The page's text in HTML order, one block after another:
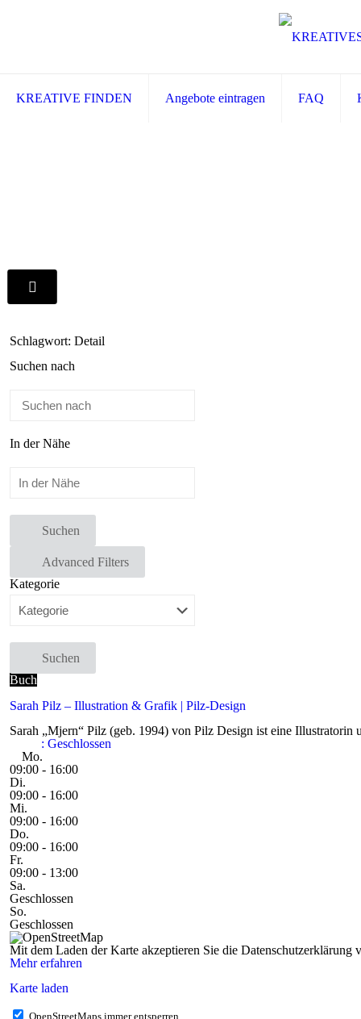
KREATIVE FINDEN Angebote eintragen FAQ
Schlagwort: Detail
Suchen nach
In der Nähe
Suchen
Advanced Filters
Kategorie
Suchen
Buch
Sarah Pilz – Illustration & Grafik | Pilz-Design
Sarah „Mjern“ Pilz (geb. 1994) von Pilz Design ist eine
: Geschlossen
Mo.
09:00 - 16:00
Di.
09:00 - 16:00
Mi.
09:00 - 16:00
Do.
09:00 - 16:00
Fr.
09:00 - 13:00
Sa.
Geschlossen
So.
Geschlossen
Mit dem Laden der Karte akzeptieren Sie die Datenschutzerklärung
Mehr erfahren
Karte laden
OpenStreetMaps immer entsperren